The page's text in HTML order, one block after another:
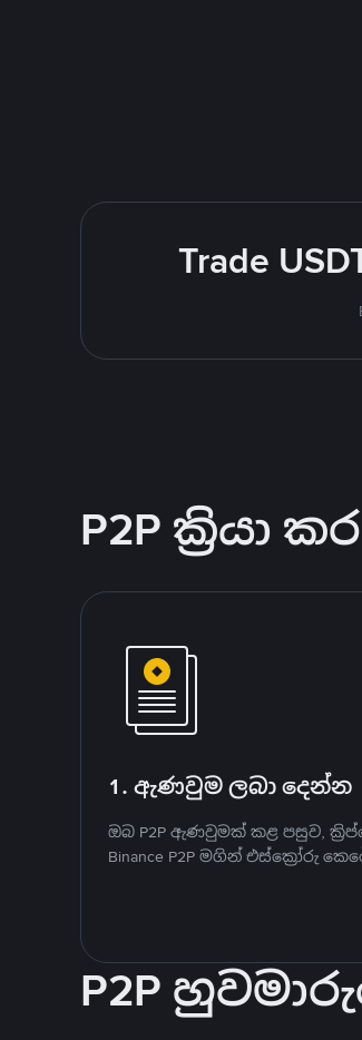
Trade
P2P ක්‍රියා
1. ඇණවුම ලබා දෙන්න
ඔබ P2P ඇණවුමක් කළ පසුව,
Binance P2P මගින් එස්ක්‍රෝරු
P2P